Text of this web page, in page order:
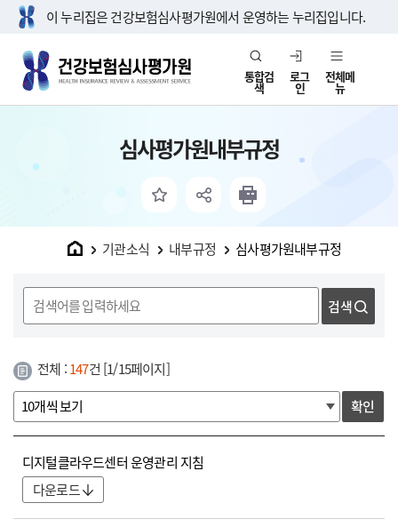
이 누리집은 건강보험심사평가원에서 운영하는 누리집입니다.
통합검
색
로그
인
전체메
뉴
심사평가원내부규정
홈 기관소식 내부규정 심사평가원내부규정
검색
전체 :147건 [1/15페이지]
확인
련서식 게시판으로 번호, 제목, 첨부를 나타내는 표
디지털클라우드센터 운영관리 지침
다운로드